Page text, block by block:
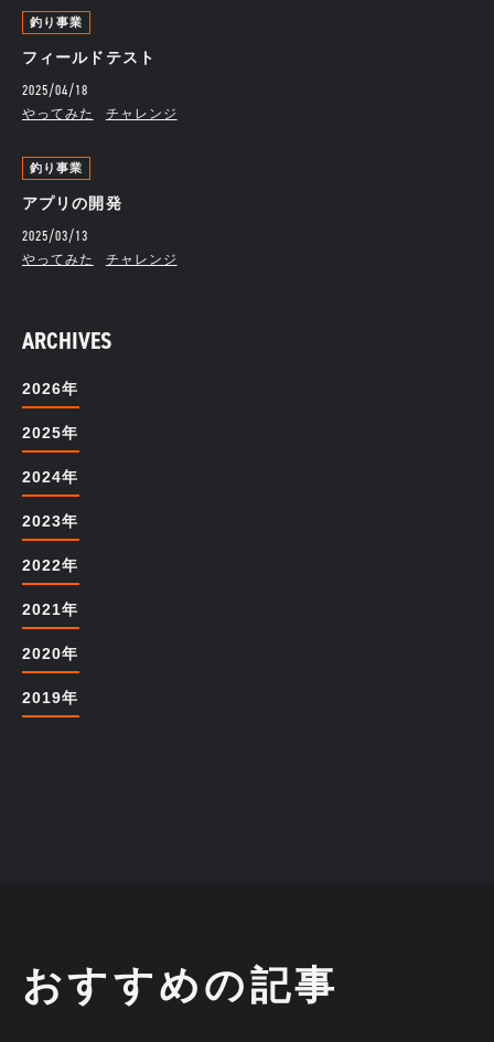
釣り事業
フィールドテスト
2025/04/18
やってみた チャレンジ
釣り事業
アプリの開発
2025/03/13
やってみた チャレンジ
ARCHIVES
2026年
2025年
2024年
2023年
2022年
2021年
2020年
2019年
おすすめの記事